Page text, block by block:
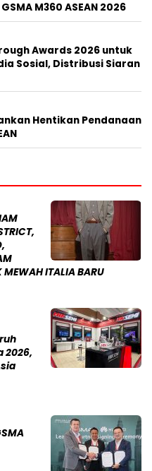
M360 ASEAN 2026
Awards 2026 untuk
Sosial, Distribusi Siaran
Hentikan Pendanaan
MEWAH ITALIA BARU
2026,